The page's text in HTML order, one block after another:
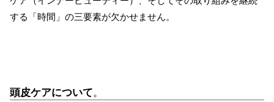
する「時間」の三要素が欠かせません。
頭皮ケアについて。